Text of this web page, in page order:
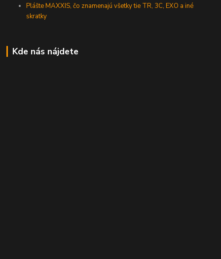
Plášte MAXXIS, čo znamenajú všetky tie TR, 3C, EXO a iné
skratky
Kde nás nájdete